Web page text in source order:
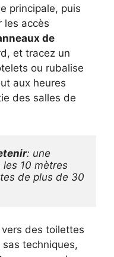
principale, puis
les accès
de
et tracez un
ou rubalise
aux heures
des salles de
: une
10 mètres
de plus de 30
des toilettes
techniques,